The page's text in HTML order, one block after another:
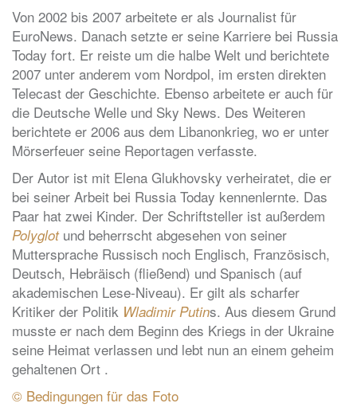
Von 2002 bis 2007 arbeitete er als Journalist für
EuroNews. Danach setzte er seine Karriere bei Russia
Today fort. Er reiste um die halbe Welt und berichtete
2007 unter anderem vom Nordpol, im ersten direkten
Telecast der Geschichte. Ebenso arbeitete er auch für
die Deutsche Welle und Sky News. Des Weiteren
berichtete er 2006 aus dem Libanonkrieg, wo er unter
Mörserfeuer seine Reportagen verfasste.
Der Autor ist mit Elena Glukhovsky verheiratet, die er
bei seiner Arbeit bei Russia Today kennenlernte. Das
Paar hat zwei Kinder. Der Schriftsteller ist außerdem
Polyglotund beherrscht abgesehen von seiner
Muttersprache Russisch noch Englisch, Französisch,
Deutsch, Hebräisch (fließend) und Spanisch (auf
akademischen Lese-Niveau). Er gilt als scharfer
Kritiker der Politik Wladimir Putins. Aus diesem Grund
musste er nach dem Beginn des Kriegs in der Ukraine
seine Heimat verlassen und lebt nun an einem geheim
gehaltenen Ort .
© Bedingungen für das Foto